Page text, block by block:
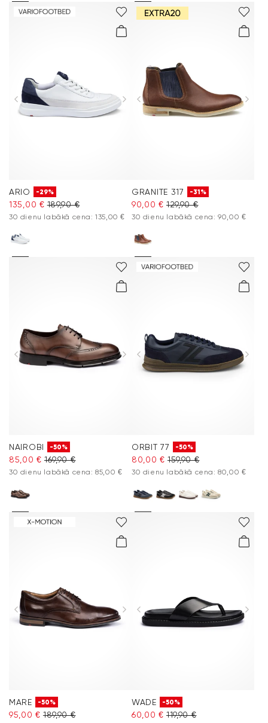
ARIO -29%
135,00 € 189,90 €
30 dienu labākā cena: 135,00 €
GRANITE 317 -31%
90,00 € 129,90 €
30 dienu labākā cena: 90,00 €
NAIROBI -50%
85,00 € 169,90 €
30 dienu labākā cena: 85,00 €
ORBIT 77 -50%
80,00 € 159,90 €
30 dienu labākā cena: 80,00 €
MARE -50%
95,00 € 189,90 €
WADE -50%
60,00 € 119,90 €